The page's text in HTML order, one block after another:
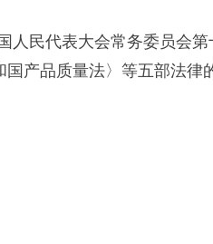
民代表大会常务委员会第
产品质量法〉等五部法律